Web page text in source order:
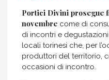
Portici Divini prosegue
novembre come di
di incontri e
locali torinesi che, per
produttori del territorio,
occasioni di incontro.